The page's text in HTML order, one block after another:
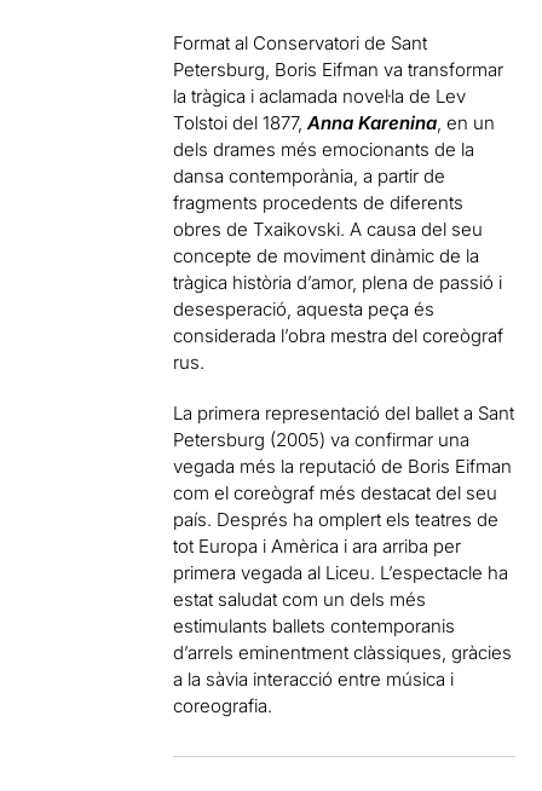
Format al Conservatori de Sant
Petersburg, Boris Eifman va transformar
la tràgica i aclamada novel·la de Lev
Tolstoi del 1877,Anna Karenina , en un
dels drames més emocionants de la
dansa contemporània, a partir de
fragments procedents de diferents
obres de Txaikovski. A causa del seu
concepte de moviment dinàmic de la
tràgica història d’amor, plena de passió i
desesperació, aquesta peça és
considerada l’obra mestra del coreògraf
rus.
La primera representació del ballet a Sant
Petersburg (2005) va confirmar una
vegada més la reputació de Boris Eifman
com el coreògraf més destacat del seu
país. Després ha omplert els teatres de
tot Europa i Amèrica i ara arriba per
primera vegada al Liceu. L’espectacle ha
estat saludat com un dels més
estimulants ballets contemporanis
d’arrels eminentment clàssiques, gràcies
a la sàvia interacció entre música i
coreografia.